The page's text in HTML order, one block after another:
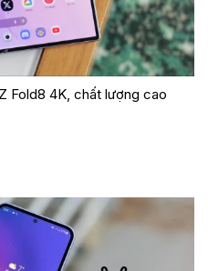
Fold8 4K, chất lượng cao